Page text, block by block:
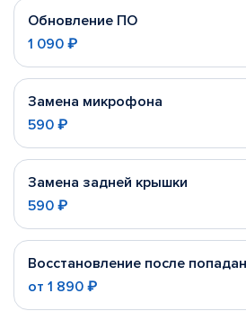
Обновление ПО
1 090 ₽
Замена микрофона
590 ₽
Замена задней крышки
590 ₽
Восстановление после
от 1 890 ₽